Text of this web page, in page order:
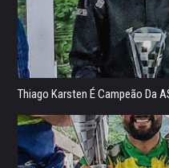
Thiago Karsten É Campeão Da